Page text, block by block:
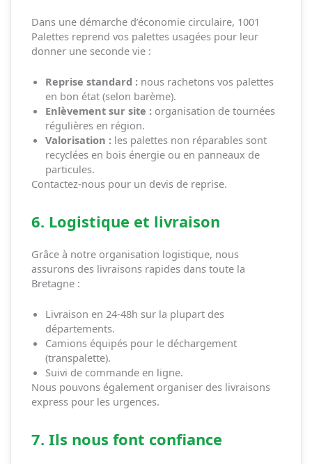
Dans une démarche d’économie circulaire, 1001
Palettes reprend vos palettes usagées pour leur
donner une seconde vie :
Reprise standard :nous rachetons vos palettes
en bon état (selon barème).
Enlèvement sur site :organisation de tournées
régulières en région.
Valorisation :les palettes non réparables sont
recyclées en bois énergie ou en panneaux de
particules.
Contactez-nous pour un devis de reprise.
6. Logistique et livraison
Grâce à notre organisation logistique, nous
assurons des livraisons rapides dans toute la
Bretagne :
Livraison en 24-48h sur la plupart des
départements.
Camions équipés pour le déchargement
(transpalette).
Suivi de commande en ligne.
Nous pouvons également organiser des livraisons
express pour les urgences.
7. Ils nous font confiance